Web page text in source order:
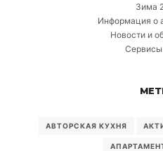
Зима
Информация о
Новости и
Сервисы
АВТОРСКАЯ КУХНЯ